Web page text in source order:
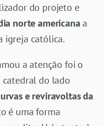
do projeto e
norte americanaa
igreja católica.
a atenção foi o
catedral do lado
e reviravoltas da
é uma forma